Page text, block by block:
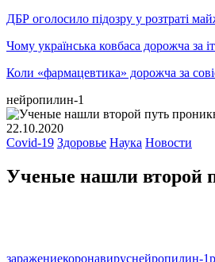
ДБР оголосило підозру у розтраті
Чому українська ковбаса дорожча за
Коли «фармацевтика» дорожча за
нейропилин-1
22.10.2020
Covid-19 Здоровье Наука Новости
Ученые нашли второй
заражениекоронавируснейропилин-1